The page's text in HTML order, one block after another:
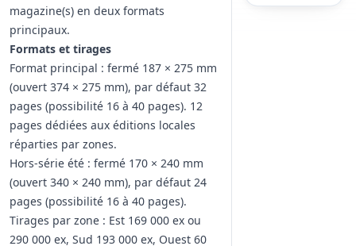
magazine(s) en deux formats
principaux.
Formats et tirages
Format principal : fermé 187 × 275 mm
(ouvert 374 × 275 mm), par défaut 32
pages (possibilité 16 à 40 pages). 12
pages dédiées aux éditions locales
réparties par zones.
Hors-série été : fermé 170 × 240 mm
(ouvert 340 × 240 mm), par défaut 24
pages (possibilité 16 à 40 pages).
Tirages par zone : Est 169 000 ex ou
290 000 ex, Sud 193 000 ex, Ouest 60